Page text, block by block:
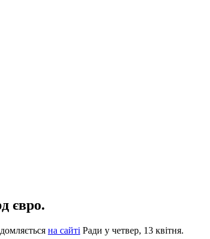
євро.
на сайті Ради у четвер, 13 квітня.